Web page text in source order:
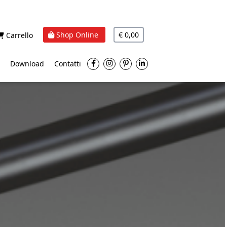
Carrello Shop Online € 0,00
Download Contatti